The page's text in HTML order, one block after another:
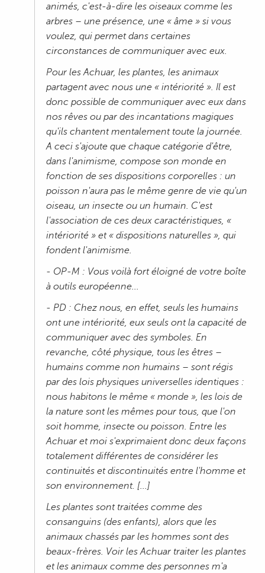
animés, c'est-à-dire les oiseaux comme les
arbres – une présence, une « âme » si vous
voulez, qui permet dans certaines
circonstances de communiquer avec eux.
Pour les Achuar, les plantes, les animaux
partagent avec nous une « intériorité ». Il est
donc possible de communiquer avec eux dans
nos rêves ou par des incantations magiques
qu'ils chantent mentalement toute la journée.
A ceci s'ajoute que chaque catégorie d'être,
dans l'animisme, compose son monde en
fonction de ses dispositions corporelles : un
poisson n'aura pas le même genre de vie qu'un
oiseau, un insecte ou un humain. C'est
l'association de ces deux caractéristiques, «
intériorité » et « dispositions naturelles », qui
fondent l'animisme.
- OP-M : Vous voilà fort éloigné de votre boîte
à outils européenne...
- PD : Chez nous, en effet, seuls les humains
ont une intériorité, eux seuls ont la capacité de
communiquer avec des symboles. En
revanche, côté physique, tous les êtres –
humains comme non humains – sont régis
par des lois physiques universelles identiques :
nous habitons le même « monde », les lois de
la nature sont les mêmes pour tous, que l'on
soit homme, insecte ou poisson. Entre les
Achuar et moi s'exprimaient donc deux façons
totalement différentes de considérer les
continuités et discontinuités entre l'homme et
son environnement. [...]
Les plantes sont traitées comme des
consanguins (des enfants), alors que les
animaux chassés par les hommes sont des
beaux-frères. Voir les Achuar traiter les plantes
et les animaux comme des personnes m'a